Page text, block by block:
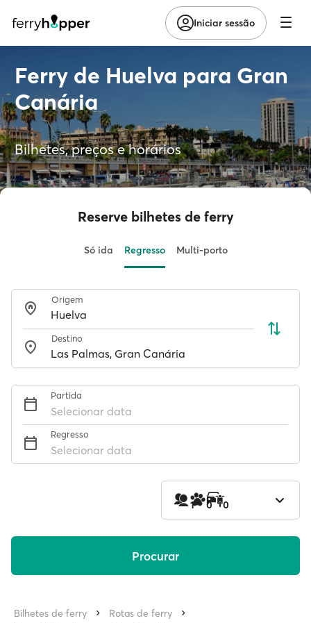
Iniciar sessão
Ferry de Huelva para Gran
Canária
Bilhetes, preços e horários
Reserve bilhetes de ferry
Só ida Regresso Multi-porto
Origem
Destino
Partida
Selecionar data
Regresso
Selecionar data
1 0 0
Procurar
Bilhetes de ferry
Rotas de ferry